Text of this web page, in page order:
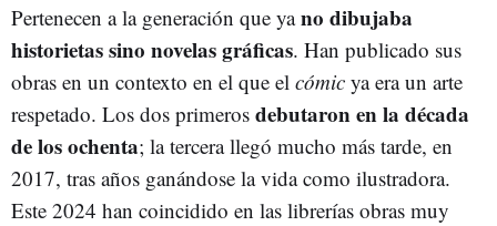
Pertenecen a la generación que yano dibujaba
historietas sino novelas gráficas. Han publicado sus
obras en un contexto en el que el cómic ya era un arte
respetado. Los dos primeros debutaron en la década
de los ochenta; la tercera llegó mucho más tarde, en
2017, tras años ganándose la vida como ilustradora.
Este 2024 han coincidido en las librerías obras muy